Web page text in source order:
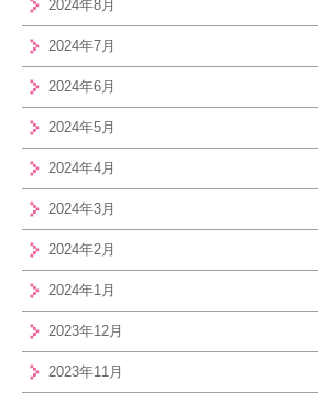
2024年8月
2024年7月
2024年6月
2024年5月
2024年4月
2024年3月
2024年2月
2024年1月
2023年12月
2023年11月